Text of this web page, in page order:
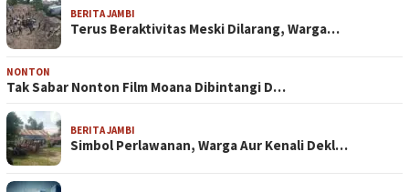
BERITA JAMBI
Terus Beraktivitas Meski Dilarang, Warga…
NONTON
Tak Sabar Nonton Film Moana Dibintangi D…
BERITA JAMBI
Simbol Perlawanan, Warga Aur Kenali Dekl…